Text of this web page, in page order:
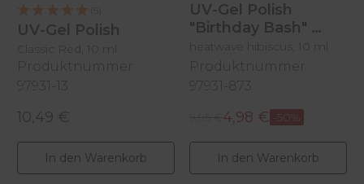
UV-Gel Polish
Classic Red, 10 ml
Produktnummer:
97931-13
Regulärer Preis:
10,49 €
In den Warenkorb
UV-Gel Polish
"Birthday Bash"
heatwave hibiscus, 10 ml
Produktnummer:
97931-873
Verkaufspreis:
Regulärer Preis:
4,98 € -50%
In den Warenkorb